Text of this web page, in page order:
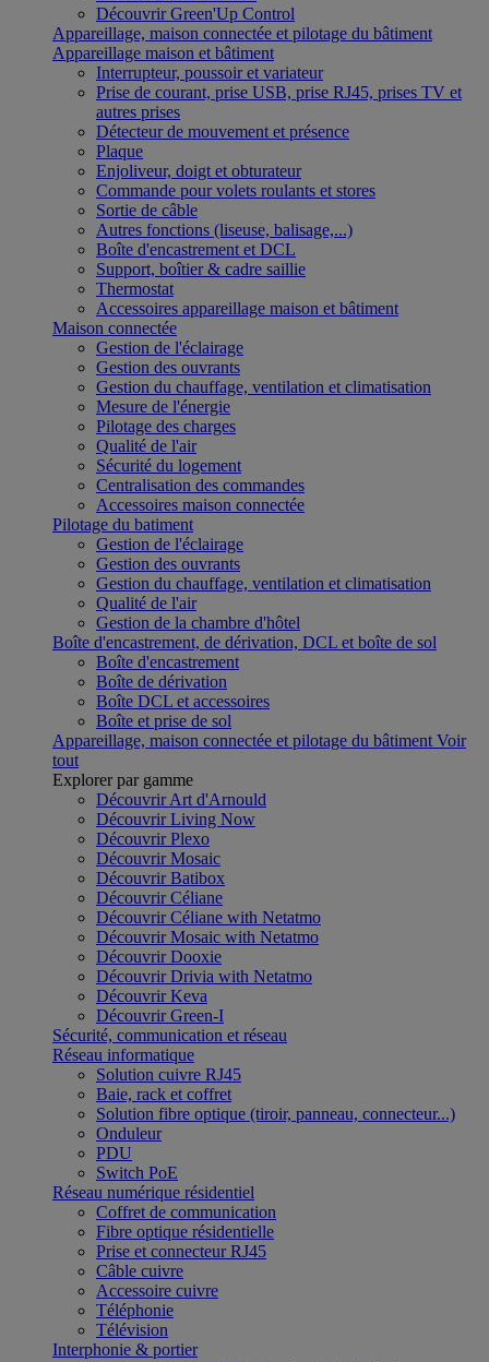
Découvrir Green'Up Control
Appareillage, maison connectée et pilotage du bâtiment
Appareillage maison et bâtiment
Interrupteur, poussoir et variateur
Prise de courant, prise USB, prise RJ45, prises TV et
autres prises
Détecteur de mouvement et présence
Plaque
Enjoliveur, doigt et obturateur
Commande pour volets roulants et stores
Sortie de câble
Autres fonctions (liseuse, balisage,...)
Boîte d'encastrement et DCL
Support, boîtier & cadre saillie
Thermostat
Accessoires appareillage maison et bâtiment
Maison connectée
Gestion de l'éclairage
Gestion des ouvrants
Gestion du chauffage, ventilation et climatisation
Mesure de l'énergie
Pilotage des charges
Qualité de l'air
Sécurité du logement
Centralisation des commandes
Accessoires maison connectée
Pilotage du batiment
Gestion de l'éclairage
Gestion des ouvrants
Gestion du chauffage, ventilation et climatisation
Qualité de l'air
Gestion de la chambre d'hôtel
Boîte d'encastrement, de dérivation, DCL et boîte de sol
Boîte d'encastrement
Boîte de dérivation
Boîte DCL et accessoires
Boîte et prise de sol
Appareillage, maison connectée et pilotage du bâtiment Voir
tout
Explorer par gamme
Découvrir Art d'Arnould
Découvrir Living Now
Découvrir Plexo
Découvrir Mosaic
Découvrir Batibox
Découvrir Céliane
Découvrir Céliane with Netatmo
Découvrir Mosaic with Netatmo
Découvrir Dooxie
Découvrir Drivia with Netatmo
Découvrir Keva
Découvrir Green-I
Sécurité, communication et réseau
Réseau informatique
Solution cuivre RJ45
Baie, rack et coffret
Solution fibre optique (tiroir, panneau, connecteur...)
Onduleur
PDU
Switch PoE
Réseau numérique résidentiel
Coffret de communication
Fibre optique résidentielle
Prise et connecteur RJ45
Câble cuivre
Accessoire cuivre
Téléphonie
Télévision
Interphonie & portier